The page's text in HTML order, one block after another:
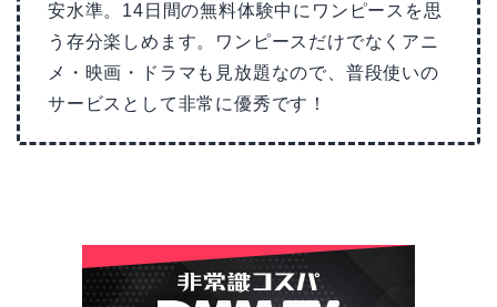
安水準。14日間の無料体験中にワンピースを思
う存分楽しめます。ワンピースだけでなくアニ
メ・映画・ドラマも見放題なので、普段使いの
サービスとして非常に優秀です！